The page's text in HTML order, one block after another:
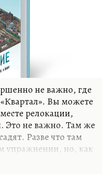
не важно, где
Вы можете
релокации,
Это не важно. Там же
Разве что там
упражнении, но, как